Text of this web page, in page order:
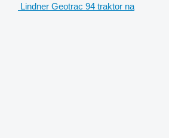
Lindner Geotrac 94 traktor na